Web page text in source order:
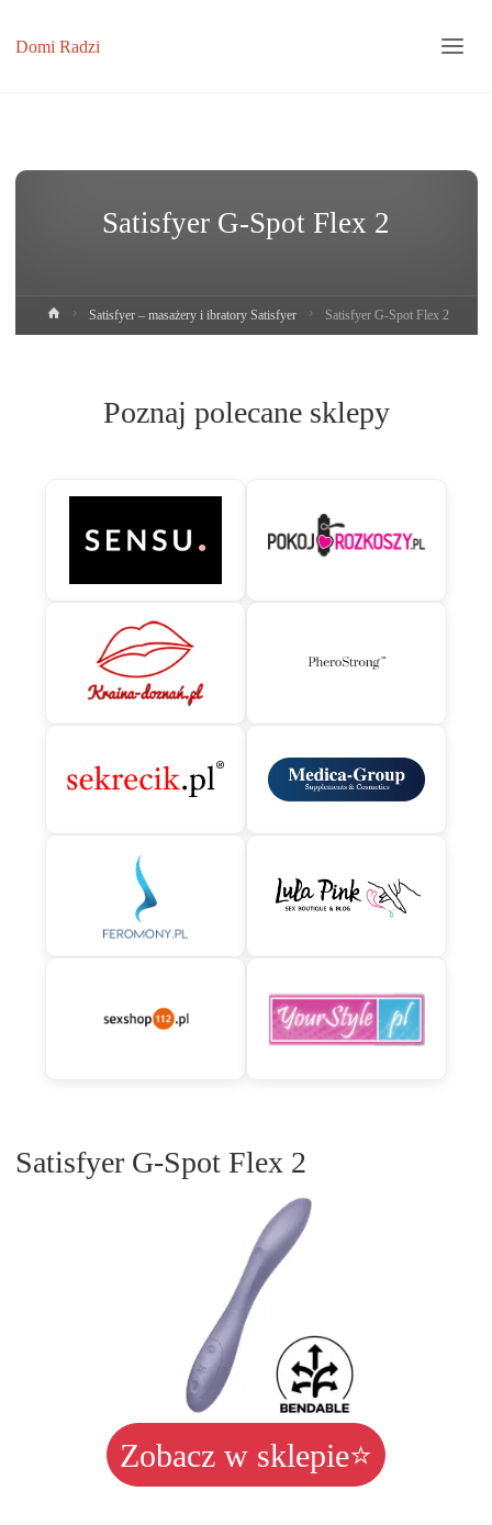
Domi Radzi
Satisfyer G-Spot Flex 2
Strona
główna
Satisfyer – masażery i ibratory Satisfyer Satisfyer G-Spot Flex 2
Poznaj polecane sklepy
Satisfyer G-Spot Flex 2
Zobacz w sklepie⭐